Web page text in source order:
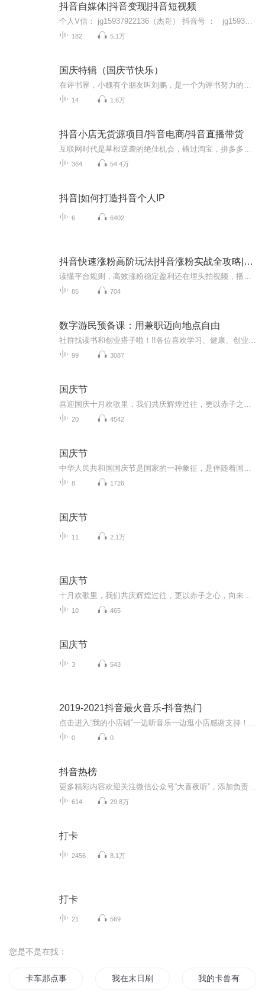
抖音自媒体|抖音变现|抖音短视频
182 5.1万
国庆特辑（国庆节快乐）
14 1.6万
抖音小店无货源项目/抖音电商/抖音直播带货
364 54.4万
抖音|如何打造抖音个人IP
6 6402
抖音快速涨粉高阶玩法|抖音涨粉实战全攻略|抖音流量密码|零基础玩转抖音|抖音全域
85 704
数字游民预备课：用兼职迈向地点自由
99 3087
国庆节
20 4542
国庆节
8 1726
国庆节
11 2.1万
国庆节
10 465
国庆节
3 543
2019-2021抖音最火音乐-抖音热门
0 0
抖音热榜
614 29.8万
打卡
2456 8.1万
打卡
21 569
您是不是在找：
卡车那点事 我在末日刷抖音 我的卡兽有点多